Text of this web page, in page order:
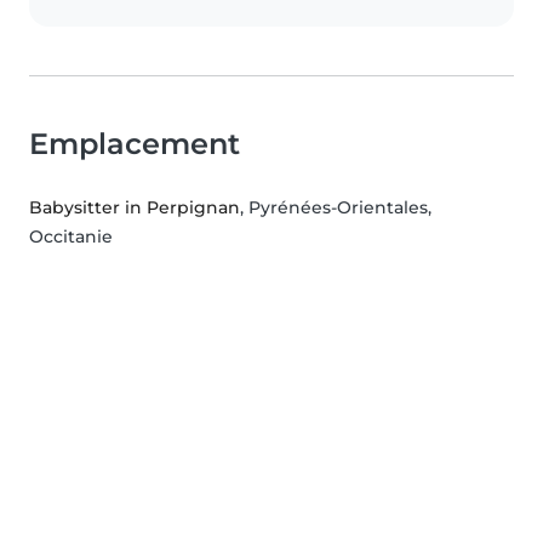
Emplacement
Babysitter in Perpignan, Pyrénées-Orientales,
Occitanie